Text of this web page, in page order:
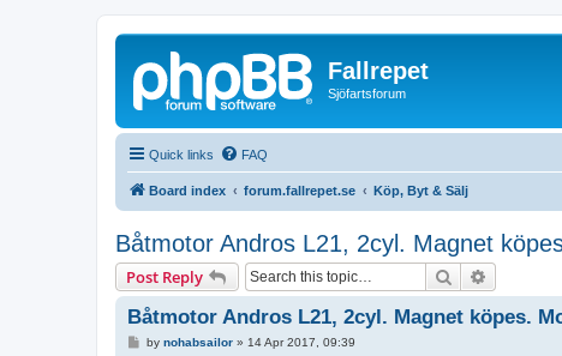
Fallrepet
Sjöfartsforum
Quick links FAQ
Board index forum.fallrepet.se Köp, Byt & Sälj
Båtmotor Andros L21, 2cyl. Magnet
Post Reply Search
Båtmotor Andros L21, 2cyl. Magnet köpes.
Pby nohabsailor» 14 Apr 2017, 09:39